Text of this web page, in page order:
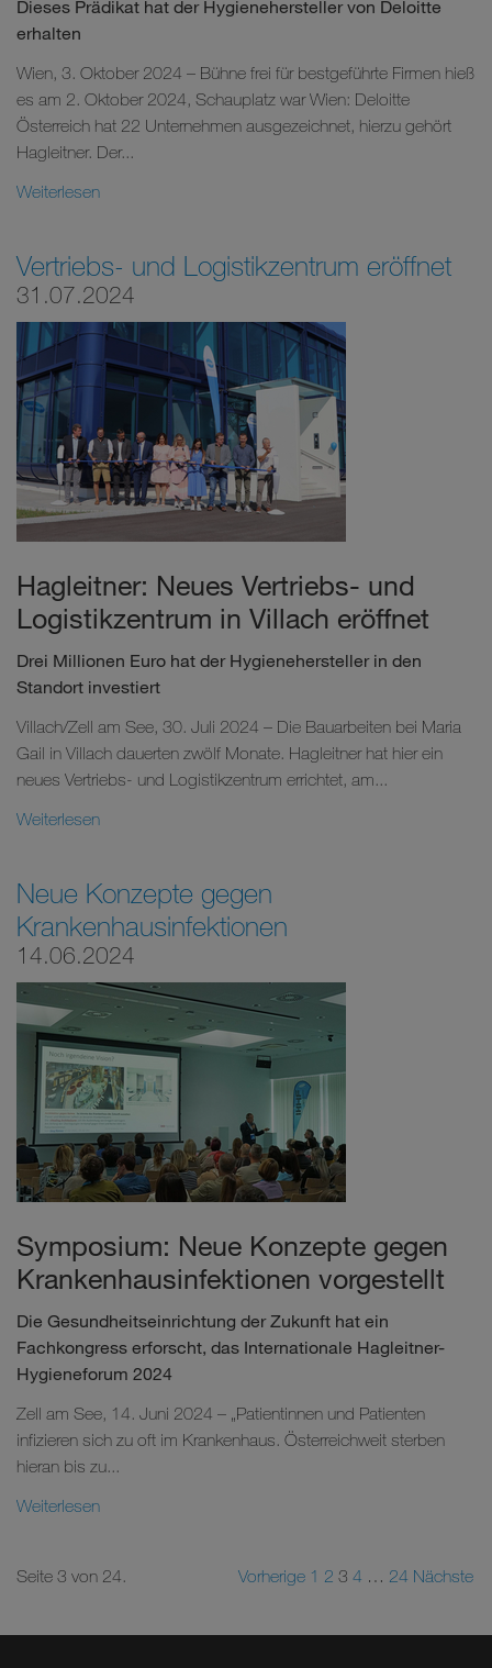
Dieses Prädikat hat der Hygienehersteller von Deloitte
erhalten
Wien, 3. Oktober 2024 – Bühne frei für bestgeführte Firmen hieß
es am 2. Oktober 2024, Schauplatz war Wien: Deloitte
Österreich hat 22 Unternehmen ausgezeichnet, hierzu gehört
Hagleitner. Der...
Weiterlesen
Vertriebs- und Logistikzentrum eröffnet
31.07.2024
Hagleitner: Neues Vertriebs- und
Logistikzentrum in Villach eröffnet
Drei Millionen Euro hat der Hygienehersteller in den
Standort investiert
Villach/Zell am See, 30. Juli 2024 – Die Bauarbeiten bei Maria
Gail in Villach dauerten zwölf Monate. Hagleitner hat hier ein
neues Vertriebs- und Logistikzentrum errichtet, am...
Weiterlesen
Neue Konzepte gegen
Krankenhausinfektionen
14.06.2024
Symposium: Neue Konzepte gegen
Krankenhausinfektionen vorgestellt
Die Gesundheitseinrichtung der Zukunft hat ein
Fachkongress erforscht, das Internationale Hagleitner-
Hygieneforum 2024
Zell am See, 14. Juni 2024 – „Patientinnen und Patienten
infizieren sich zu oft im Krankenhaus. Österreichweit sterben
hieran bis zu...
Weiterlesen
Seite 3 von 24. Vorherige 1 2 3 4 … 24 Nächste